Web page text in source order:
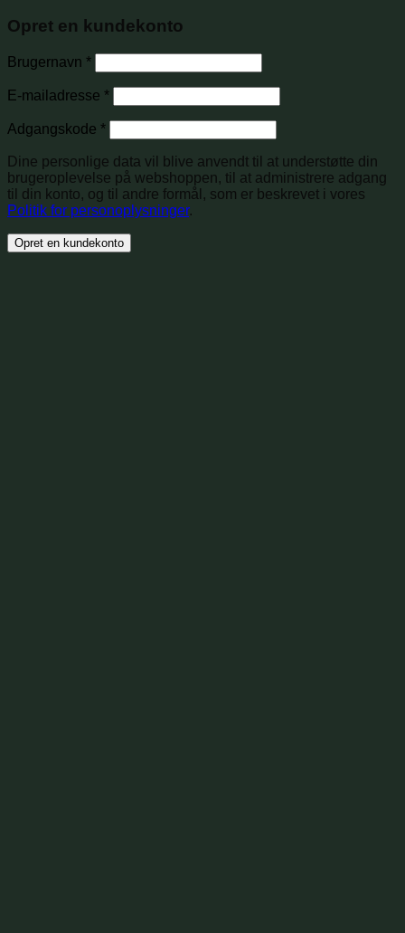
Opret en kundekonto
Brugernavn *
E-mailadresse *
Adgangskode *
Dine personlige data vil blive anvendt til at understøtte din
brugeroplevelse på webshoppen, til at administrere adgang
til din konto, og til andre formål, som er beskrevet i vores
Politik for personoplysninger.
Opret en kundekonto